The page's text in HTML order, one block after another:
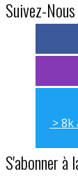
Suivez-Nous
>
>
> 8k
S'abonner